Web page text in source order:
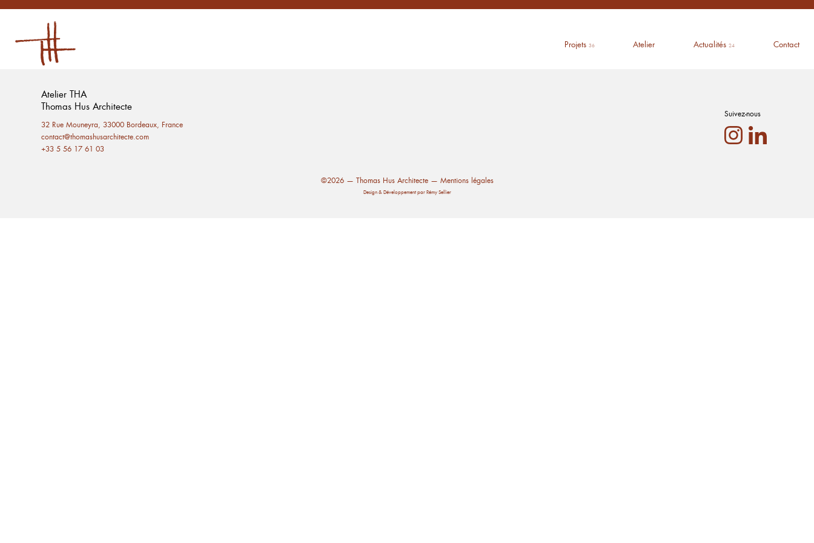
Projets 36 Atelier Actualités 24 Contact
Atelier THA
Thomas Hus Architecte
32 Rue Mouneyra, 33000 Bordeaux, France
contact@thomashusarchitecte.com
+33 5 56 17 61 03
Suivez-nous
©2026 — Thomas Hus Architecte — Mentions légales
Design & Développement parRémy Sellier